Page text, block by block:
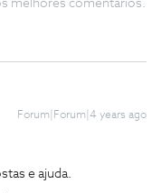
melhores comentários.
Forum|Forum|4 years ago
e ajuda.